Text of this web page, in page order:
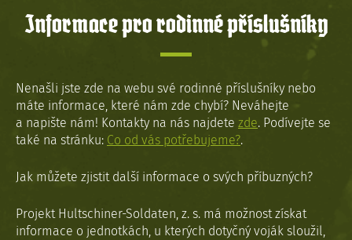
Informace pro rodinné příslušníky
Nenašli jste zde na webu své rodinné příslušníky nebo
máte informace, které nám zde chybí? Neváhejte
a napište nám! Kontakty na nás najdete zde. Podívejte se
také na stránku: Co od vás potřebujeme?.
Jak můžete zjistit další informace o svých příbuzných?
Projekt Hultschiner-Soldaten, z. s. má možnost získat
informace o jednotkách, u kterých dotyčný voják sloužil,